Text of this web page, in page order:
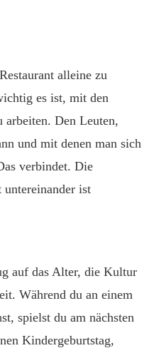
alleine zu
es ist, mit den
arbeiten. Den Leuten,
und mit denen man sich
verbindet. Die
ist
auf das Alter, die Kultur
Während du an einem
spielst du am nächsten
Kindergeburtstag,